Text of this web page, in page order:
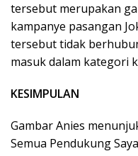
tersebut merupakan
kampanye pasangan
tersebut tidak
masuk dalam kategori
KESIMPULAN
Gambar Anies
Semua Pendukung